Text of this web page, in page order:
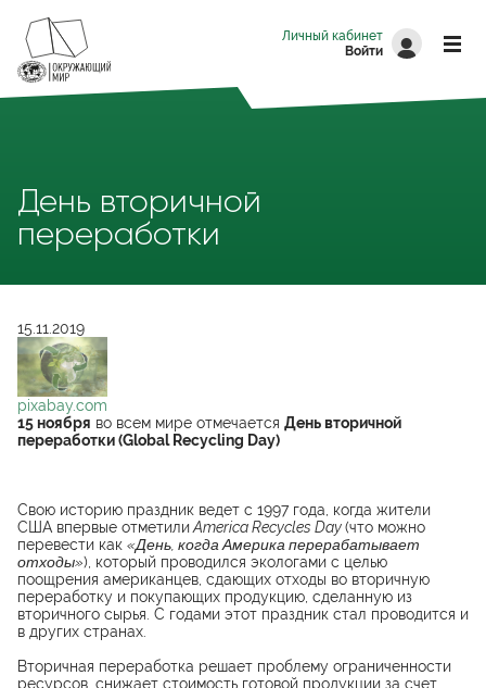
Личный кабинет
Войти
День вторичной
переработки
15.11.2019
pixabay.com
pixabay.com
15 ноября во всем мире отмечается День вторичной
переработки (Global Recycling Day)
Свою историю праздник ведет с 1997 года, когда жители
США впервые отметилиAmerica Recycles Day(что можно
перевести как «День, когда Америка перерабатывает
отходы»), который проводился экологами с целью
поощрения американцев, сдающих отходы во вторичную
переработку и покупающих продукцию, сделанную из
вторичного сырья. С годами этот праздник стал проводится и
в других странах.
Вторичная переработка решает проблему ограниченности
ресурсов, снижает стоимость готовой продукции за счет